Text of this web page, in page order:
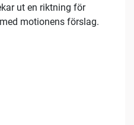
ut en riktning för
motionens förslag.